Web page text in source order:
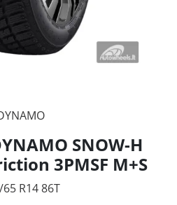
SNOW-H
3PMSF M+S
R14 86T